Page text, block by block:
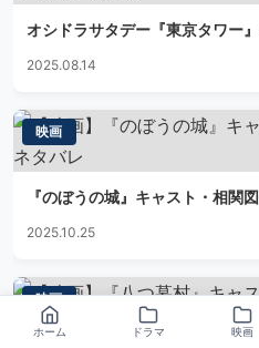
オシドラサタデー『東京タワー
2025.08.14
映画
『のぼうの城』キャスト・相関
2025.10.25
映画
ホーム ドラマ 映画